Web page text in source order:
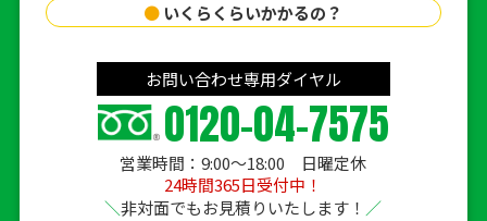
● いくらくらいかかるの？
お問い合わせ専用ダイヤル
0120-04-7575
営業時間：9:00〜18:00 日曜定休
24時間365日受付中！
非対面でもお見積りいたします！